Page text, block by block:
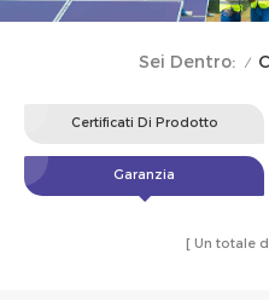
Sei Dentro: /
Certificati Di Prodotto
Garanzia
Un totale